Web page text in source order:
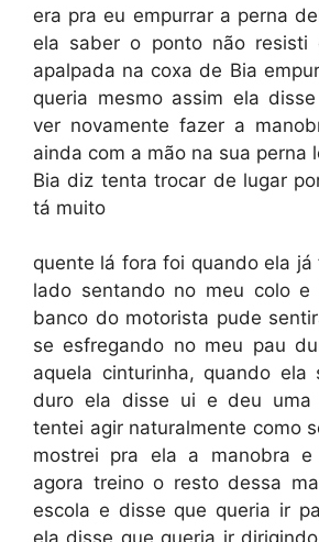
era pra eu empurrar a perna
ela saber o ponto não
apalpada na coxa de Bia
queria mesmo assim ela
ver novamente fazer a
ainda com a mão na sua perna
Bia diz tenta trocar de lugar
tá muito
quente lá fora foi quando ela
lado sentando no meu colo
banco do motorista pude
se esfregando no meu pau
aquela cinturinha, quando ela
duro ela disse ui e deu uma
tentei agir naturalmente como
mostrei pra ela a manobra
agora treino o resto dessa
escola e disse que queria ir
ela disse que queria ir